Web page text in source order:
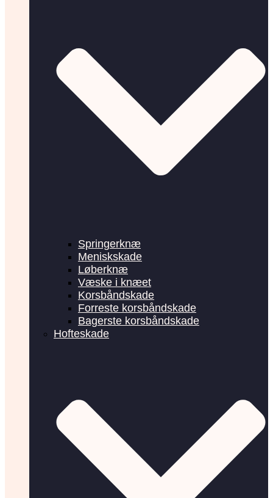
Springerknæ
Meniskskade
Løberknæ
Væske i knæet
Korsbåndskade
Forreste korsbåndskade
Bagerste korsbåndskade
Hofteskade